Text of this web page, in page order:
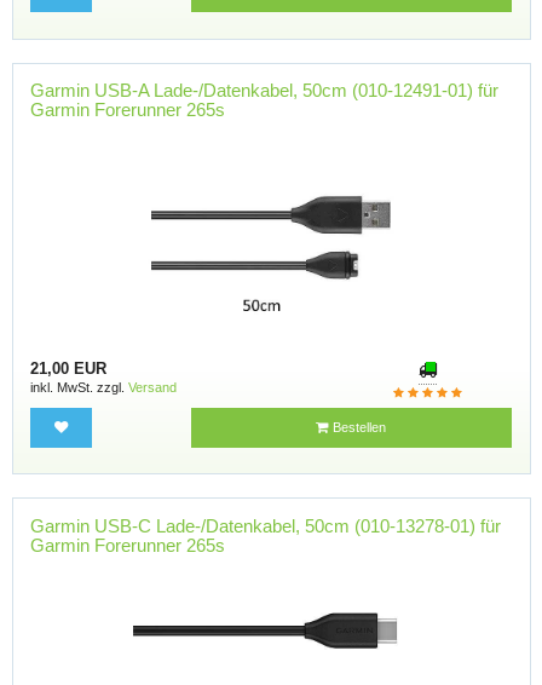
Garmin USB-A Lade-/Datenkabel, 50cm (010-12491-01) für
Garmin Forerunner 265s
21,00 EUR
inkl. MwSt. zzgl. Versand
Bestellen
Garmin USB-C Lade-/Datenkabel, 50cm (010-13278-01) für
Garmin Forerunner 265s